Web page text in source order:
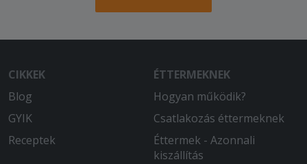
Két felületen kèrtem íràsban. Ne
erős paprikàt mert rosszul vavyok tŏle
köszönöm,hogy mindig figyelembe
CIKKEK
Blog
GYIK
Receptek
ÉTTERMEKNEK
Hogyan működik?
Csatlakozás éttermeknek
Éttermek - Azonnali
kiszállítás